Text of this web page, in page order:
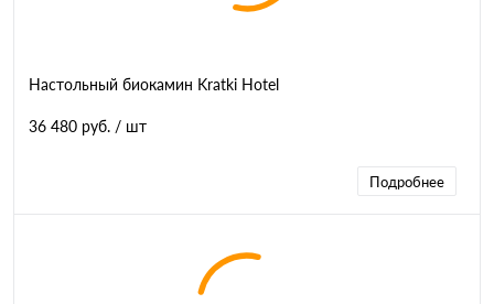
Настольный биокамин Kratki Hotel
36 480 руб. / шт
Подробнее